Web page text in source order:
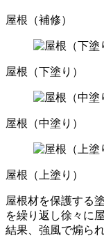
屋根（補修）
屋根（下塗り）
屋根（中塗り）
屋根（上塗り）
屋根材を保護する
を繰り返し徐々に
結果、強風で煽ら